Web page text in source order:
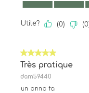
Utile? (0) (0
5 su 5 stelle.
Très pratique
dam59440
un anno fa